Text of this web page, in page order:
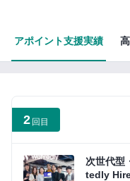
アポイント支援実績
2 回目
次世代型
tedly Hire
と
で
る
よ